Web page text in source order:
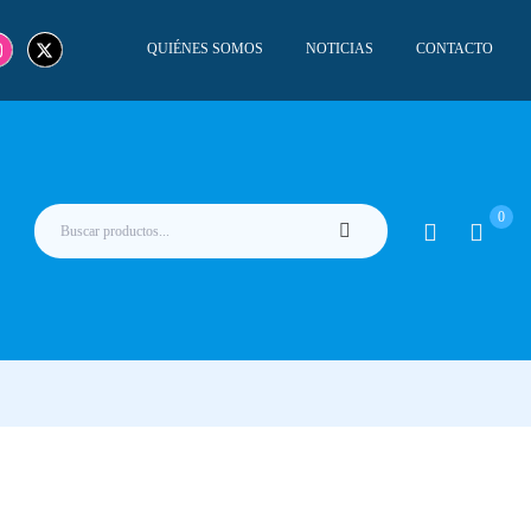
QUIÉNES SOMOS NOTICIAS CONTACTO
0